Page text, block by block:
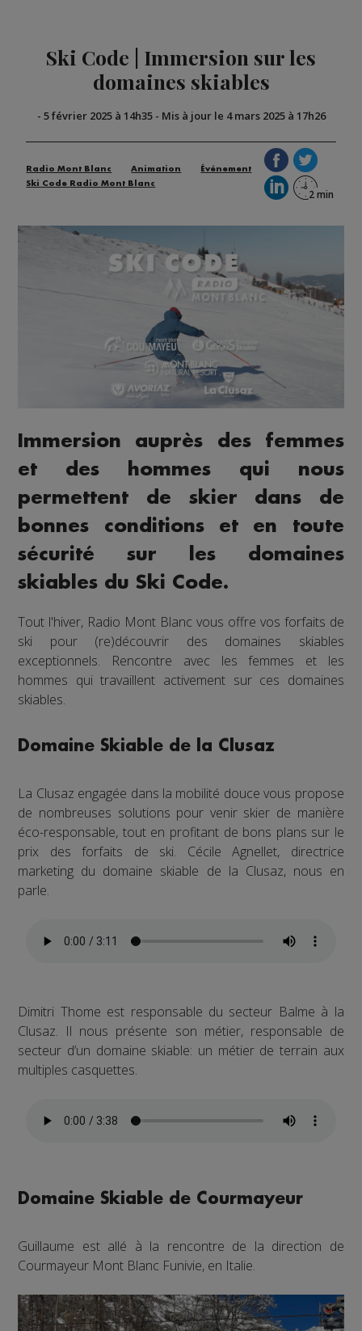
Ski Code | Immersion sur les
domaines skiables
- 5 février 2025 à 14h35- Mis à jour le 4 mars 2025 à 17h26
Radio Mont Blanc Animation
Événement
Ski Code Radio Mont Blanc
Immersion auprès des femmes
et des hommes qui nous
permettent de skier dans de
bonnes conditions et en toute
sécurité sur les domaines
skiables du Ski Code.
Tout l'hiver, Radio Mont Blanc vous offre vos forfaits de
ski pour (re)découvrir des domaines skiables
exceptionnels. Rencontre avec les femmes et les
hommes qui travaillent activement sur ces domaines
skiables.
Domaine Skiable de la Clusaz
La Clusaz engagée dans la mobilité douce vous propose
de nombreuses solutions pour venir skier de manière
éco-responsable, tout en profitant de bons plans sur le
prix des forfaits de ski. Cécile Agnellet, directrice
marketing du domaine skiable de la Clusaz, nous en
parle.
Dimitri Thome est responsable du secteur Balme à la
Clusaz. Il nous présente son métier, responsable de
secteur d’un domaine skiable: un métier de terrain aux
multiples casquettes.
Domaine Skiable de Courmayeur
Guillaume est allé à la rencontre de la direction de
Courmayeur Mont Blanc Funivie, en Italie.